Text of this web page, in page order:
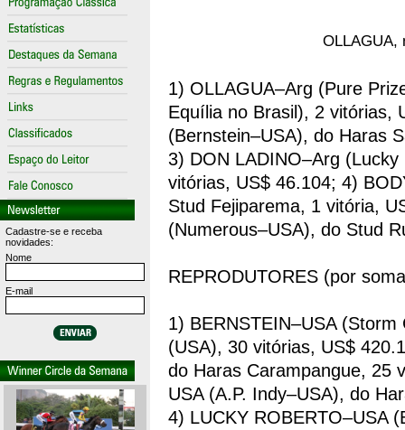
Cadastre-se e receba
novidades:
Nome
E-mail
OLLAGUA,
1) OLLAGUA–Arg (Pure
Equília no Brasil), 2 vitórias,
(Bernstein–USA), do Haras
3) DON LADINO–Arg
vitórias, US$ 46.104; 4)
Stud Fejiparema, 1 vitória,
(Numerous–USA), do Stud
REPRODUTORES (por
1) BERNSTEIN–USA
(USA), 30 vitórias, US$
do Haras Carampangue, 25
USA (A.P. Indy–USA), do
4) LUCKY ROBERTO–USA